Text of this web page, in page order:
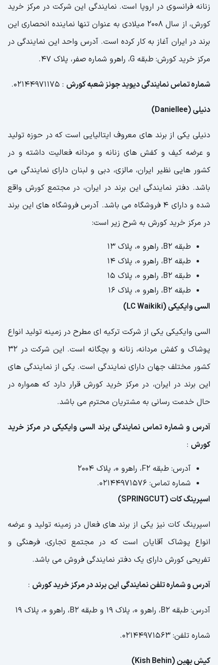
زنانه فرانسوی در اروپا است. نمایندگی این شرکت در مرکز خرید
کورش، از سال 2008 میلادی به عنوان تنها نماینده انحصاری این
برند در ایران آغاز به کار کرده است. آدرس واحد این نمایندگی در
مرکز خرید کورش: طبقه G، راهرو شماره صفر، پلاک 47.
شماره تماس نمایندگی دیوید جونز شعبه کورش : 02144971175.
دنیلی (Daniellee)
دنیلی یکی از برند های معروف ایتالیایی است که در حوزه تولید
و عرضه کیف و کفش های زنانه و مردانه فعالیت داشته و در
کشور هایی نظیر ایران، مالزی، دبی و لبنان دارای نمایندگی می
باشد. دفتر نمایندگی این برند در ایران، در مجتمع کورش واقع
شده و دارای 4 فروشگاه می باشد. آدرس فروشگاه های این برند
در مرکز خرید کورش به شرح زیر است:
طبقه B2، راهرو 0، پلاک 13
طبقه B2، راهرو 0، پلاک 14
طبقه B2، راهرو 0، پلاک 15
طبقه B2، راهرو 0، پلاک 16
السی وایکیکی (LC Waikiki)
السی وایکیکی یکی از شرکت ترکیه ای مطرح در زمینه تولید انواع
پوشاک و کفش مردانه، زنانه و بچگانه است. این شرکت در 32
کشور مختلف جهان دارای نمایندگی است. یکی از نمایندگی های
این برند در ایران، در مرکز خرید کورش قرار دارد که همواره در
حال خدمت رسانی به مشتریان محترم می باشد.
آدرس و شماره تماس نمایندگی برند السی وایکیکی در مرکز خرید
کورش :
آدرس: طبقه F2، راهرو 0، پلاک 2004
شماره تماس: 02144971576.
اسپرینگ کات (SPRINGCUT)
اسپرینگ کات نیز یکی از برند های فعال در زمینه تولید و عرضه
انواع پوشاک آقایان است که در مجتمع تجاری، فرهنگی و
تفریحی کورش دارای یک دفتر نمایندگی فروش می باشد.
آدرس و شماره تلفن نمایندگی این برند در مرکز خرید کورش :
آدرس: طبقه B2، راهرو 0، پلاک 19 و طبقه B2، راهرو 0، پلاک 19
شماره تلفن: 02144971563.
کیش بهین (Kish Behin)